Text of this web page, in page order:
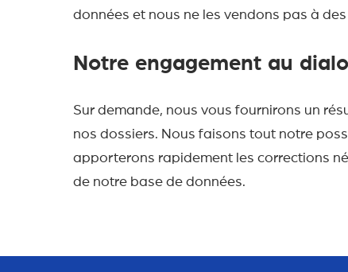
données et nous ne les vendons pas à
Notre engagement au
Sur demande, nous vous fournirons un
nos dossiers. Nous faisons tout notre
apporterons rapidement les corrections
de notre base de données.